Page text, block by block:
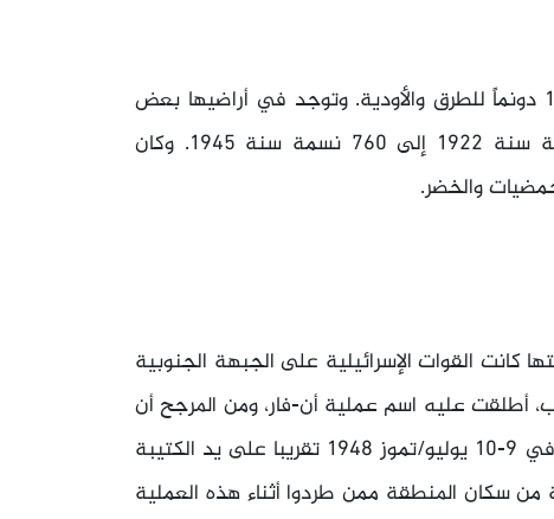
بلغت مساحة أراضي القرية 11.508 دونمات منها 160 دونماً للطرق والأودية. وتوجد في أراضيها بعض
الآثار القديمة. وقد تزايد عدد سكانها من 384 نسمة سنة 1922 إلى 760 نسمة سنة 1945. وكان
والخضر.
كانت القوات الإسرائيلية على الجبهة الجنوبية
أطلقت عليه اسم عملية أن-فار، ومن المرجح أن
تكون تل الترمس سقطت في بداية هذه العملية أي في 9-10 يوليو/تموز 1948 تقريبا على يد الكتيبة
سكان المنطقة ممن طردوا أثناء هذه العملية